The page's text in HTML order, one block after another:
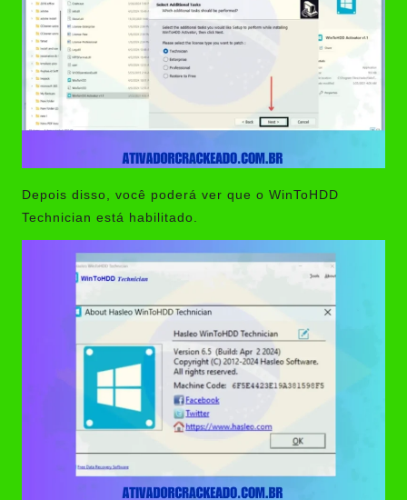
Depois disso, você poderá ver que o WinToHDD
Technician está habilitado.